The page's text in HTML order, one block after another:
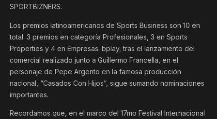
SPORTBIZNERS.
Los premios latinoamericanos de Sports Business son 10 en
total: 3 premios en categoría Profesionales, 3 en Sports
Properties y 4 en Empresas. bplay, tras el lanzamiento del
comercial realizado junto a Guillermo Francella, en el
personaje de Pepe Argento en la famosa producción
nacional, “Casados Con Hijos”, sigue sumando nominaciones
importantes.
Recordamos que, en el marco del 17mo Festival Internacional